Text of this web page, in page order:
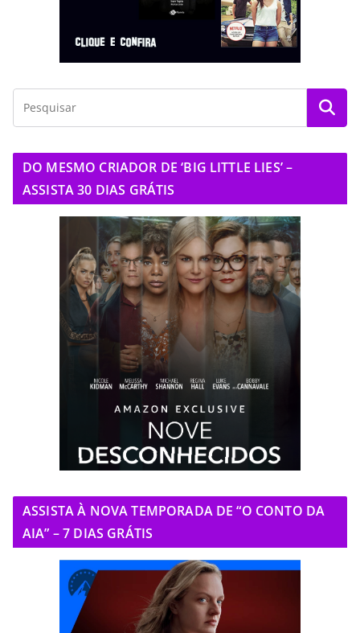
DO MESMO CRIADOR DE ‘BIG LITTLE LIES’ –
ASSISTA 30 DIAS GRÁTIS
ASSISTA À NOVA TEMPORADA DE “O CONTO DA
AIA” – 7 DIAS GRÁTIS